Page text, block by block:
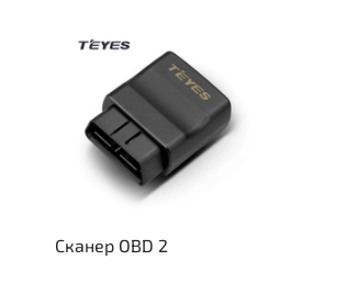
Сканер OBD 2